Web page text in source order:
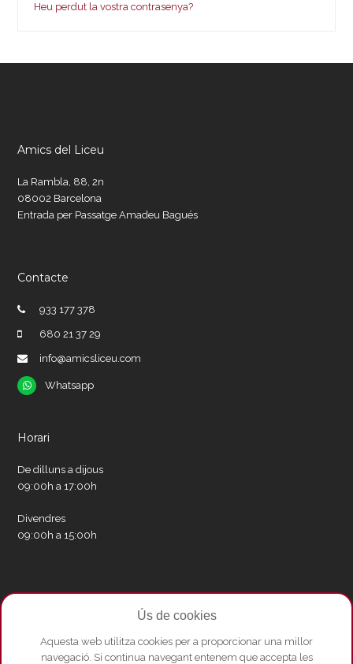
Heu perdut la vostra contrasenya?
Amics del Liceu
La Rambla, 88, 2n
08002 Barcelona
Entrada per Passatge Amadeu Bagués
Contacte
933 177 378
680 21 37 29
info@amicsliceu.com
Whatsapp
Whatsapp
Horari
De dilluns a dijous
09:00h a 17:00h
Divendres
09:00h a 15:00h
Xarxes socials
TwitterFacebookInstagram
Whatsapp
Youtube
Ús de cookies
Aquesta web utilitza cookies per a proporcionar una millor
navegació. Si continua navegant entenem que accepta les